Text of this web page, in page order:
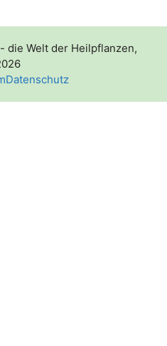
die Welt der Heilpflanzen,
Datenschutz